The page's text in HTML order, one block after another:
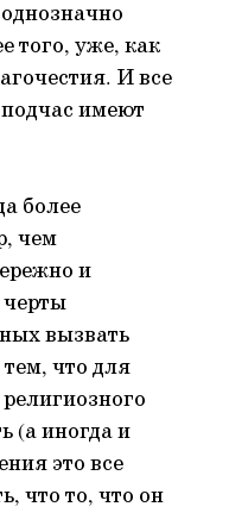
того, уже, как
И все
имеют
более
чем
и
черты
вызвать
что для
(а иногда и
это все
что то, что он